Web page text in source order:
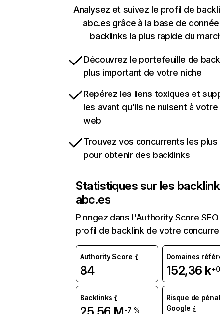
Analysez et suivez le profil de
abc.es grâce à la base de
backlinks la plus rapide du
Découvrez le portefeuille de
plus important de votre niche
Repérez les liens toxiques et
les avant qu'ils ne nuisent à
web
Trouvez vos concurrents les
pour obtenir des backlinks
Statistiques sur les
abc.es
Plongez dans l'Authority Score
profil de backlink de votre
Authority Score
84
Domaines
152,36 k
Backlinks
-7 %
Risque de
Google